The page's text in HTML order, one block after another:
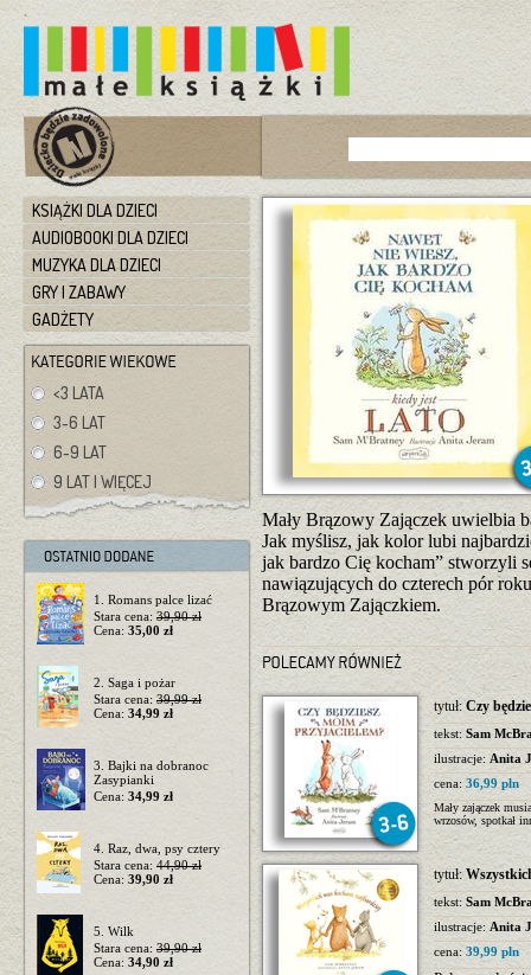
KSIĄŻKI DLA DZIECI
AUDIOBOOKI DLA DZIECI
MUZYKA DLA DZIECI
GRY I ZABAWY
GADŻETY
<3 LATA
3-6 LAT
6-9 LAT
9 LAT I WIĘCEJ
1. Romans palce lizać
Stara cena: 39,90 zł
Cena: 35,00 zł
2. Saga i pożar
Stara cena: 39,99 zł
Cena: 34,99 zł
3. Bajki na dobranoc
Zasypianki
Cena: 34,99 zł
4. Raz, dwa, psy cztery
Stara cena: 44,90 zł
Cena: 39,90 zł
5. Wilk
Stara cena: 39,90 zł
Cena: 34,90 zł
Mały Brązowy Zajączek uwielbia
Jak myślisz, jak kolor lubi
jak bardzo Cię kocham” stworzyli
nawiązujących do czterech pór
Brązowym Zajączkiem.
tytuł: Czy
tekst: Sam
ilustracje: Anita
cena: 36,99 pln
Mały zajączek
wrzosów, spotkał
tytuł:
tekst: Sam
ilustracje: Anita
cena:39,99 pln